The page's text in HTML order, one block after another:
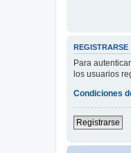
REGISTRARSE
Para
los usuarios
Condiciones
Registrarse